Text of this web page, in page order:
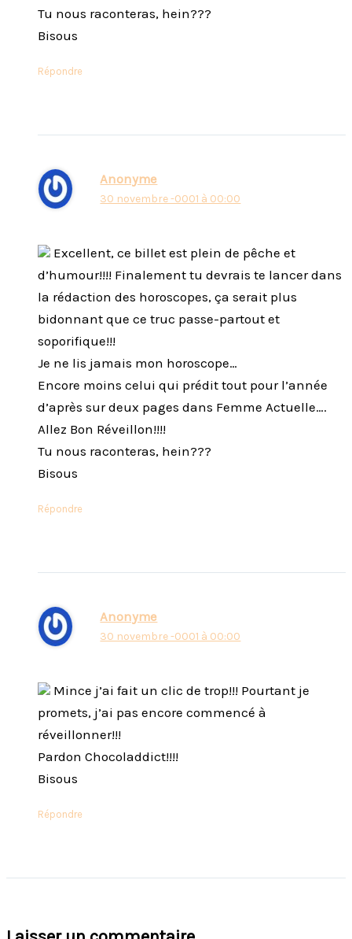
Tu nous raconteras, hein???
Bisous
Répondre
Anonyme
30 novembre -0001 à 00:00
Excellent, ce billet est plein de pêche et
d’humour!!!! Finalement tu devrais te lancer dans
la rédaction des horoscopes, ça serait plus
bidonnant que ce truc passe-partout et
soporifique!!!
Je ne lis jamais mon horoscope…
Encore moins celui qui prédit tout pour l’année
d’après sur deux pages dans Femme Actuelle….
Allez Bon Réveillon!!!!
Tu nous raconteras, hein???
Bisous
Répondre
Anonyme
30 novembre -0001 à 00:00
Mince j’ai fait un clic de trop!!! Pourtant je
promets, j’ai pas encore commencé à
réveillonner!!!
Pardon Chocoladdict!!!!
Bisous
Répondre